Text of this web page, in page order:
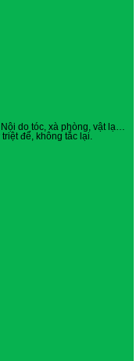
do tóc, xà phòng, vật lạ…
để, không tắc lại.